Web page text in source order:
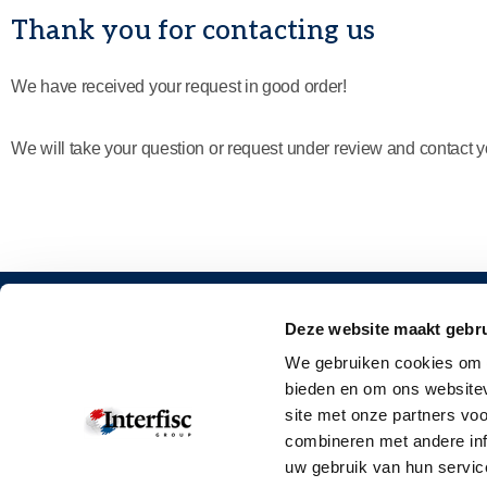
Deze website maakt
We gebruiken cookies
bieden en om ons
site met onze partners
combineren met andere
uw gebruik van hun
Thank you for contacting us
We have received your request in good order!
We will take your question or request under review and contact
Contact form
MORE
Request a
Corporate
Training